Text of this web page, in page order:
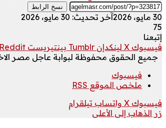
نسخ الرابط
30 مايو، 2026
آخر تحديث: 30 مايو، 2026
75
إتبعنا
فيسبوك ‫X لينكدإن بينتيريست
جميع الحقوق محفوظة لبوابة عاجل مصر
فيسبوك
ملخص الموقع RSS
فيسبوك ‫X واتساب تيلقرام
زر الذهاب إلى الأعلى